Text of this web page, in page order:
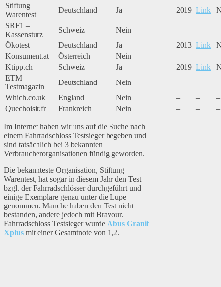
Stiftung
Warentest
Deutschland Ja 2019 Link
SRF1 –
Kassensturz
Schweiz Nein – –
–
Ökotest
Deutschland Ja 2013 Link
Konsument.at
Österreich Nein – –
–
Ktipp.ch
Schweiz Ja 2019 Link
ETM
Testmagazin
Deutschland Nein – –
–
Which.co.uk
England Nein – –
–
Quechoisir.fr
Frankreich Nein – – –
Im Internet haben wir uns auf die Suche nach
einem Fahrradschloss Testsieger begeben und
sind tatsächlich bei 3 bekannten
Verbraucherorganisationen fündig geworden.
Die bekannteste Organisation, Stiftung
Warentest, hat sogar in diesem Jahr den Test
bzgl. der Fahrradschlösser durchgeführt und
einige Exemplare genau unter die Lupe
genommen. Manche haben den Test nicht
bestanden, andere jedoch mit Bravour.
Fahrradschloss Testsieger wurde Abus Granit
Xplus mit einer Gesamtnote von 1,2.